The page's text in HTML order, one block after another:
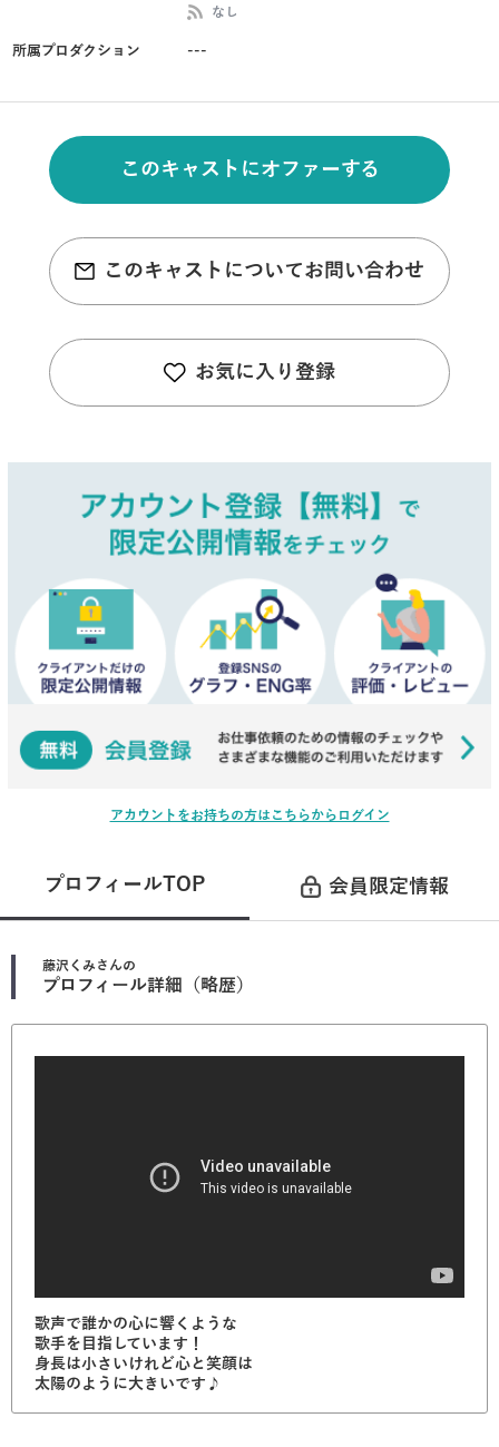
なし
所属プロダクション ---
このキャストにオファーする
このキャストについてお問い合わせ
お気に入り登録
アカウントをお持ちの方はこちらからログイン
プロフィールTOP 会員限定情報
藤沢くみさんの
プロフィール詳細（略歴）
歌声で誰かの心に響くような
歌手を目指しています！
身長は小さいけれど心と笑顔は
太陽のように大きいです♪